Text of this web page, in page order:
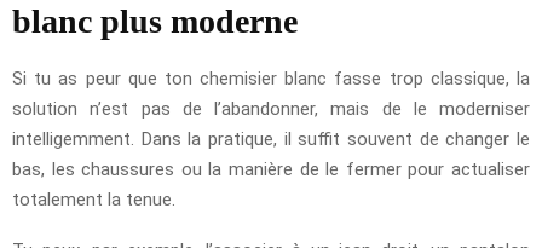
blanc plus moderne
Si tu as peur que ton chemisier blanc fasse trop classique, la
solution n’est pas de l’abandonner, mais de le moderniser
intelligemment. Dans la pratique, il suffit souvent de changer le
bas, les chaussures ou la manière de le fermer pour actualiser
totalement la tenue.